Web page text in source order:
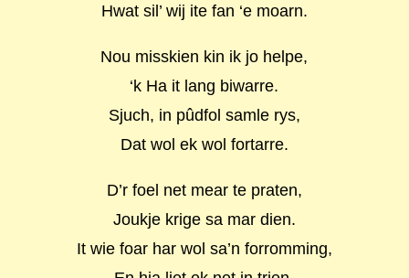
Hwat sil’ wij ite fan ‘e moarn.
Nou misskien kin ik jo helpe,
‘k Ha it lang biwarre.
Sjuch, in pûdfol samle rys,
Dat wol ek wol fortarre.
D’r foel net mear te praten,
Joukje krige sa mar dien.
It wie foar har wol sa’n forromming,